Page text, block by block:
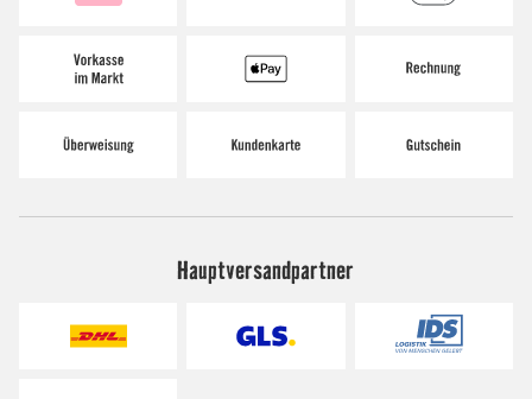
Hauptversandpartner